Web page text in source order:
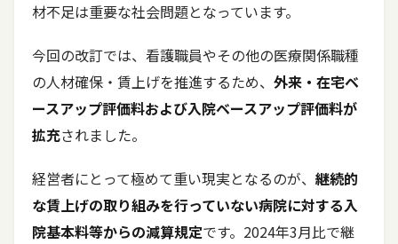
材不足は重要な社会問題となっています。
今回の改訂では、看護職員やその他の医療関係職種
の人材確保・賃上げを推進するため、 外来・在宅ベ
ースアップ評価料および入院ベースアップ評価料が
拡充されました。
経営者にとって極めて重い現実となるのが、 継続的
な賃上げの取り組みを行っていない病院に対する入
院基本料等からの減算規定です。2024年3月比で継